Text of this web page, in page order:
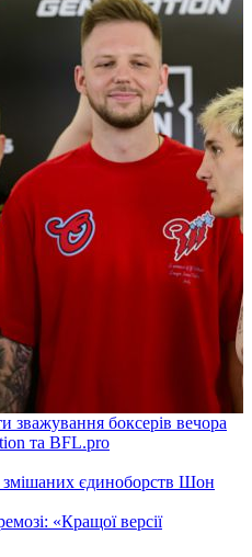
зважування боксерів вечора
та BFL.pro
«Кращої версії